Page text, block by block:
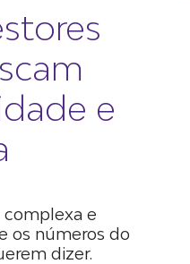
e
complexa e
os números do
dizer.